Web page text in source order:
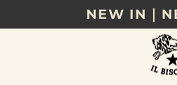
NEW IN｜
8/17(月)10時まで｜税
贈る相手やシーンから